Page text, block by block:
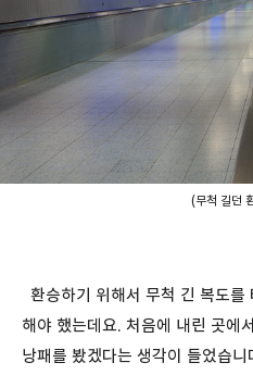
(무척 길던
환승하기 위해서 무척 긴 복도를
해야 했는데요. 처음에 내린 곳에
낭패를 봤겠다는 생각이 들었습